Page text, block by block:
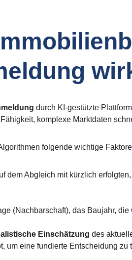
durch KI-gestützte
komplexe Marktdaten
folgende wichtige
dem Abgleich mit kürzlich
(Nachbarschaft), das Baujahr,
Einschätzung des
eine fundierte Entscheidung zu